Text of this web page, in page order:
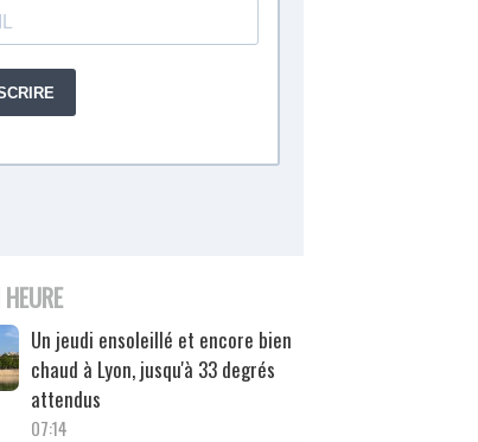
Un jeudi ensoleillé et encore bien
chaud à Lyon, jusqu'à 33 degrés
attendus
07:14